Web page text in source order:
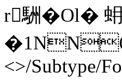
r駲�Ol�
<>/Subtype/